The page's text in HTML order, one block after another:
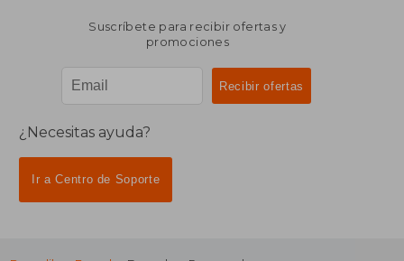
Suscríbete para recibir ofertas y
promociones
¿Necesitas ayuda?
Ir a Centro de Soporte